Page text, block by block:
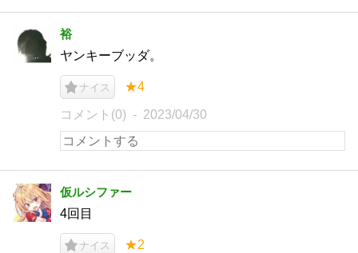
裕
ヤンキーブッダ。
ナイス ★4
コメント(0) 2023/04/30
仮ルシファー
4回目
ナイス ★2